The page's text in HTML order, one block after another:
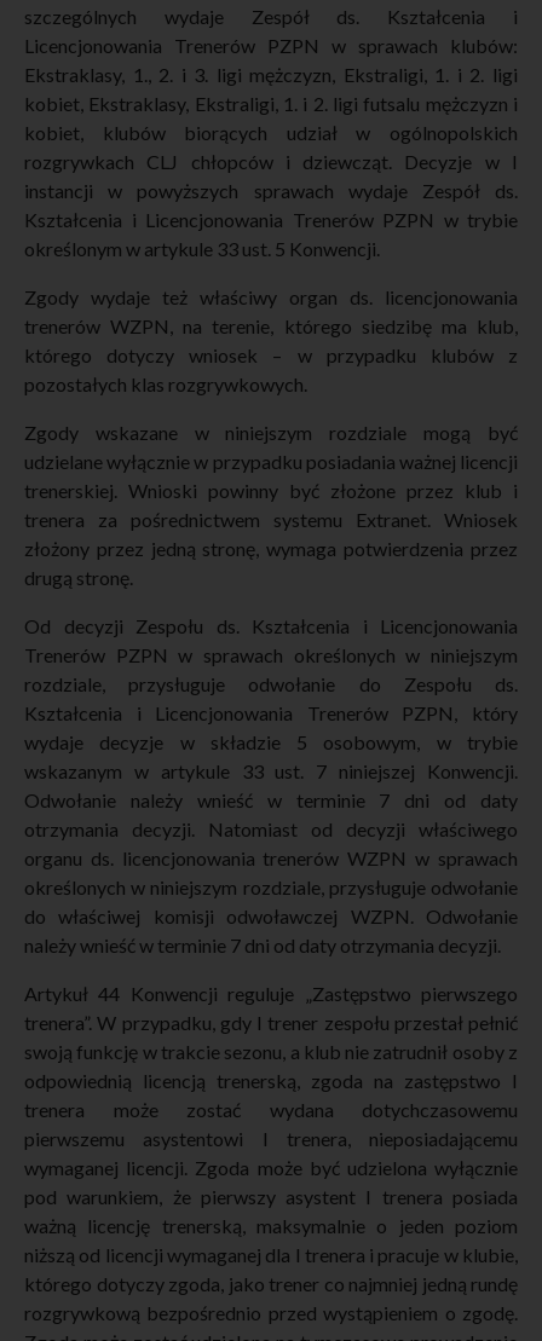
szczególnych wydaje Zespół ds. Kształcenia i
Licencjonowania Trenerów PZPN w sprawach klubów:
Ekstraklasy, 1., 2. i 3. ligi mężczyzn, Ekstraligi, 1. i 2. ligi
kobiet, Ekstraklasy, Ekstraligi, 1. i 2. ligi futsalu mężczyzn i
kobiet, klubów biorących udział w ogólnopolskich
rozgrywkach CLJ chłopców i dziewcząt. Decyzje w I
instancji w powyższych sprawach wydaje Zespół ds.
Kształcenia i Licencjonowania Trenerów PZPN w trybie
określonym w artykule 33 ust. 5 Konwencji.
Zgody wydaje też właściwy organ ds. licencjonowania
trenerów WZPN, na terenie, którego siedzibę ma klub,
którego dotyczy wniosek – w przypadku klubów z
pozostałych klas rozgrywkowych.
Zgody wskazane w niniejszym rozdziale mogą być
udzielane wyłącznie w przypadku posiadania ważnej licencji
trenerskiej. Wnioski powinny być złożone przez klub i
trenera za pośrednictwem systemu Extranet. Wniosek
złożony przez jedną stronę, wymaga potwierdzenia przez
drugą stronę.
Od decyzji Zespołu ds. Kształcenia i Licencjonowania
Trenerów PZPN w sprawach określonych w niniejszym
rozdziale, przysługuje odwołanie do Zespołu ds.
Kształcenia i Licencjonowania Trenerów PZPN, który
wydaje decyzje w składzie 5 osobowym, w trybie
wskazanym w artykule 33 ust. 7 niniejszej Konwencji.
Odwołanie należy wnieść w terminie 7 dni od daty
otrzymania decyzji. Natomiast od decyzji właściwego
organu ds. licencjonowania trenerów WZPN w sprawach
określonych w niniejszym rozdziale, przysługuje odwołanie
do właściwej komisji odwoławczej WZPN. Odwołanie
należy wnieść w terminie 7 dni od daty otrzymania decyzji.
Artykuł 44 Konwencji reguluje „Zastępstwo pierwszego
trenera”. W przypadku, gdy I trener zespołu przestał pełnić
swoją funkcję w trakcie sezonu, a klub nie zatrudnił osoby z
odpowiednią licencją trenerską, zgoda na zastępstwo I
trenera może zostać wydana dotychczasowemu
pierwszemu asystentowi I trenera, nieposiadającemu
wymaganej licencji. Zgoda może być udzielona wyłącznie
pod warunkiem, że pierwszy asystent I trenera posiada
ważną licencję trenerską, maksymalnie o jeden poziom
niższą od licencji wymaganej dla I trenera i pracuje w klubie,
którego dotyczy zgoda, jako trener co najmniej jedną rundę
rozgrywkową bezpośrednio przed wystąpieniem o zgodę.